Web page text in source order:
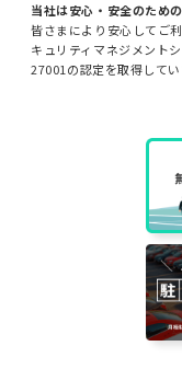
当社は安心・安全のため
皆さまにより安心してご
キュリティマネジメント
27001の認定を取得してい